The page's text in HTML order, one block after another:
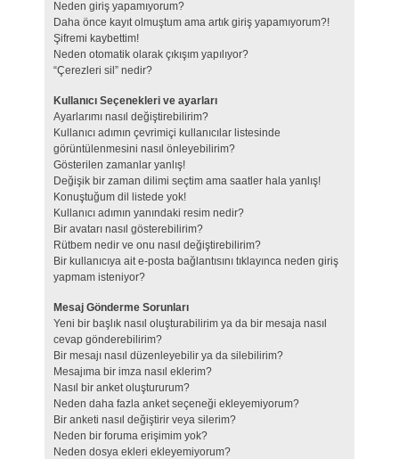
Neden giriş yapamıyorum?
Daha önce kayıt olmuştum ama artık giriş yapamıyorum?!
Şifremi kaybettim!
Neden otomatik olarak çıkışım yapılıyor?
“Çerezleri sil” nedir?
Kullanıcı Seçenekleri ve ayarları
Ayarlarımı nasıl değiştirebilirim?
Kullanıcı adımın çevrimiçi kullanıcılar listesinde
görüntülenmesini nasıl önleyebilirim?
Gösterilen zamanlar yanlış!
Değişik bir zaman dilimi seçtim ama saatler hala yanlış!
Konuştuğum dil listede yok!
Kullanıcı adımın yanındaki resim nedir?
Bir avatarı nasıl gösterebilirim?
Rütbem nedir ve onu nasıl değiştirebilirim?
Bir kullanıcıya ait e-posta bağlantısını tıklayınca neden giriş
yapmam isteniyor?
Mesaj Gönderme Sorunları
Yeni bir başlık nasıl oluşturabilirim ya da bir mesaja nasıl
cevap gönderebilirim?
Bir mesajı nasıl düzenleyebilir ya da silebilirim?
Mesajıma bir imza nasıl eklerim?
Nasıl bir anket oluştururum?
Neden daha fazla anket seçeneği ekleyemiyorum?
Bir anketi nasıl değiştirir veya silerim?
Neden bir foruma erişimim yok?
Neden dosya ekleri ekleyemiyorum?